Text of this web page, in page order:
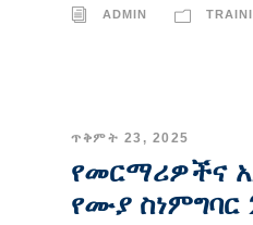
ADMIN
ጥቅምት 23, 2025
የመርማሪዎችና
የሙያ ስነምግባር